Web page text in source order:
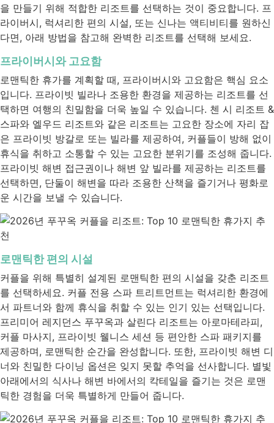
을 만들기 위해 적합한 리조트를 선택하는 것이 중요합니다. 프
라이버시, 럭셔리한 편의 시설, 또는 신나는 액티비티를 원하신
다면, 아래 방법을 참고해 완벽한 리조트를 선택해 보세요.
프라이버시와 고요함
로맨틱한 휴가를 계획할 때, 프라이버시와 고요함은 핵심 요소
입니다. 프라이빗 빌라나 조용한 환경을 제공하는 리조트를 선
택하면 여행의 친밀함을 더욱 높일 수 있습니다. 첸 시 리조트 &
스파와 엘우드 리조트와 같은 리조트는 고요한 장소에 자리 잡
은 프라이빗 방갈로 또는 빌라를 제공하여, 커플들이 방해 없이
휴식을 취하고 소통할 수 있는 고요한 분위기를 조성해 줍니다.
프라이빗 해변 접근권이나 해변 앞 빌라를 제공하는 리조트를
선택하면, 단둘이 해변을 따라 조용한 산책을 즐기거나 평화로
운 시간을 보낼 수 있습니다.
로맨틱한 편의 시설
커플을 위해 특별히 설계된 로맨틱한 편의 시설을 갖춘 리조트
를 선택하세요. 커플 전용 스파 트리트먼트는 럭셔리한 환경에
서 파트너와 함께 휴식을 취할 수 있는 인기 있는 선택입니다.
프리미어 레지던스 푸꾸옥과 살린다 리조트는 아로마테라피,
커플 마사지, 프라이빗 웰니스 세션 등 편안한 스파 패키지를
제공하며, 로맨틱한 순간을 완성합니다. 또한, 프라이빗 해변 디
너와 친밀한 다이닝 옵션은 잊지 못할 추억을 선사합니다. 별빛
아래에서의 식사나 해변 바에서의 칵테일을 즐기는 것은 로맨
틱한 경험을 더욱 특별하게 만들어 줍니다.